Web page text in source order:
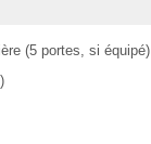
(5 portes, si équipé)